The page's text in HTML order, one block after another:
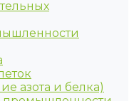
азота и белка)